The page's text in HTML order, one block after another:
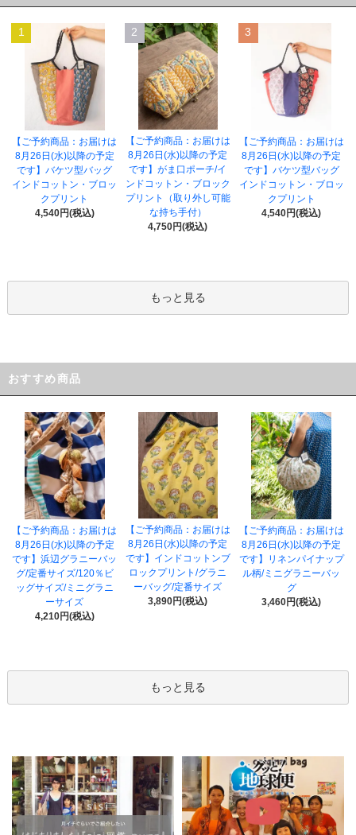
1
【ご予約商品：お届けは
8月26日(水)以降の予定
です】バケツ型バッグ
インドコットン・ブロッ
クプリント
4,540円(税込)
2
【ご予約商品：お届けは
8月26日(水)以降の予定
です】がま口ポーチ/イ
ンドコットン・ブロック
プリント（取り外し可能
な持ち手付）
4,750円(税込)
3
【ご予約商品：お届けは
8月26日(水)以降の予定
です】バケツ型バッグ
インドコットン・ブロッ
クプリント
4,540円(税込)
もっと見る
おすすめ商品
【ご予約商品：お届けは
8月26日(水)以降の予定
です】浜辺グラニーバッ
グ/定番サイズ/120％ビ
ッグサイズ/ミニグラニ
ーサイズ
4,210円(税込)
【ご予約商品：お届けは
8月26日(水)以降の予定
です】インドコットンブ
ロックプリント/グラニ
ーバッグ/定番サイズ
3,890円(税込)
【ご予約商品：お届けは
8月26日(水)以降の予定
です】リネンパイナップ
ル柄/ミニグラニーバッ
グ
3,460円(税込)
もっと見る